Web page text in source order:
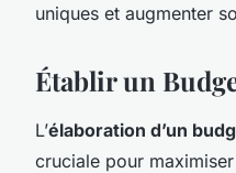
uniques et augmenter
Établir un
L’élaboration d’un
cruciale pour